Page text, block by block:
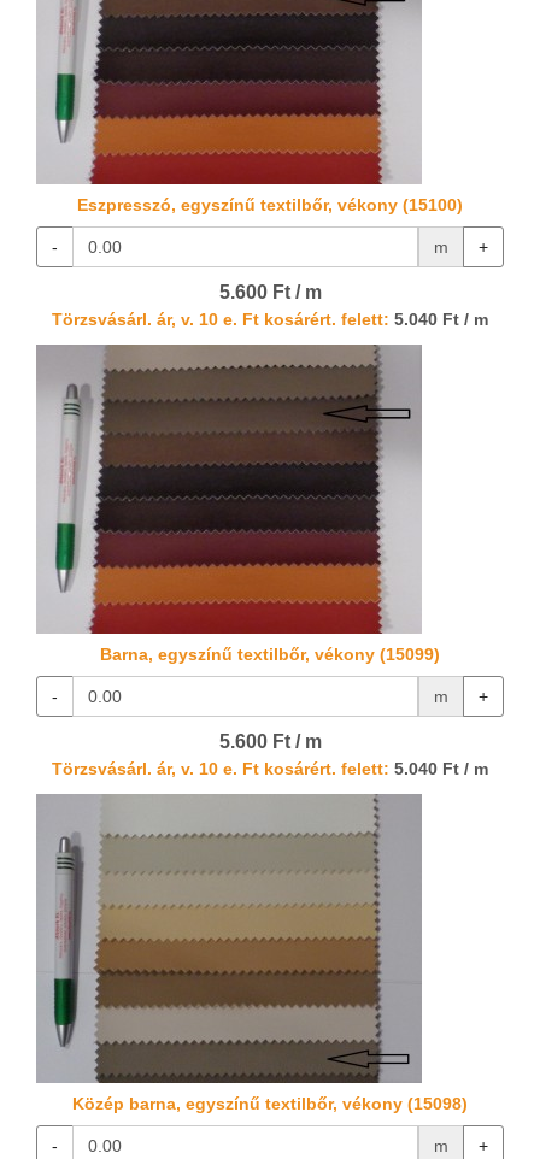
Eszpresszó, egyszínű textilbőr, vékony (15100)
- m +
5.600 Ft / m
Törzsvásárl. ár, v. 10 e. Ft kosárért. felett: 5.040 Ft / m
Barna, egyszínű textilbőr, vékony (15099)
- m +
5.600 Ft / m
Törzsvásárl. ár, v. 10 e. Ft kosárért. felett: 5.040 Ft / m
Közép barna, egyszínű textilbőr, vékony (15098)
- m +